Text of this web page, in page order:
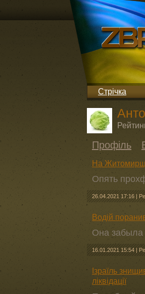
Стрічка
Профіль
На
Опять
26.04.2021 17:16 |
Водій
Она забыла
16.01.2021 15:54 |
Ізраїль
ліквідації